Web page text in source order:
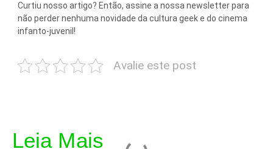
Curtiu nosso artigo? Então, assine a nossa newsletter para
não perder nenhuma novidade da cultura geek e do cinema
infanto-juvenil!
Avalie este post
Leia Mais